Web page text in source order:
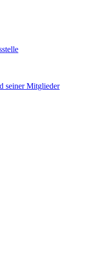
seiner Mitglieder